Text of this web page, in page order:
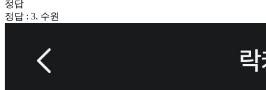
정답
정답 : 3. 수원